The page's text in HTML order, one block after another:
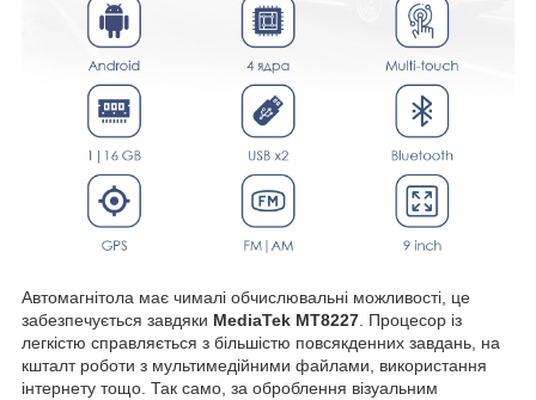
Автомагнітола має чималі обчислювальні можливості, це
забезпечується завдяки MediaTek MT8227. Процесор із
легкістю справляється з більшістю повсякденних завдань, на
кшталт роботи з мультимедійними файлами, використання
інтернету тощо. Так само, за оброблення візуальним